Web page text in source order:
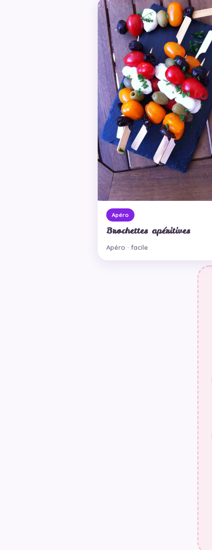
Apéro
Brochettes apéritives
Apéro · facile